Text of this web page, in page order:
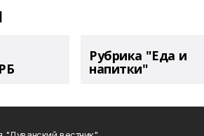
Рубрика "Еда и
напитки"